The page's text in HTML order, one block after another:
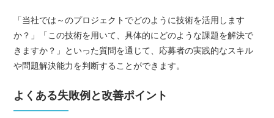
「当社では～のプロジェクトでどのように技術を活用します
か？」「この技術を用いて、具体的にどのような課題を解決で
きますか？」といった質問を通じて、応募者の実践的なスキル
や問題解決能力を判断することができます。
よくある失敗例と改善ポイント